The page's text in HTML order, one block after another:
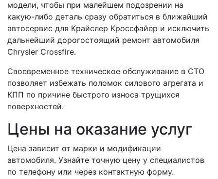
модели, чтобы при малейшем подозрении на
какую-либо деталь сразу обратиться в ближайший
автосервис для Крайслер Кроссфайер и исключить
дальнейший дорогостоящий ремонт автомобиля
Chrysler Crossfire.
Своевременное техническое обслуживание в СТО
позволяет избежать поломок силового агрегата и
КПП по причине быстрого износа трущихся
поверхностей.
Цены на оказание услуг
Цена зависит от марки и модификации
автомобиля. Узнайте точную цену у специалистов
по телефону или через контактную форму.